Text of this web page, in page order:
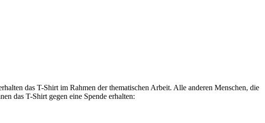
das T-Shirt im Rahmen der thematischen Arbeit. Alle anderen Menschen, die
das T-Shirt gegen eine Spende erhalten: